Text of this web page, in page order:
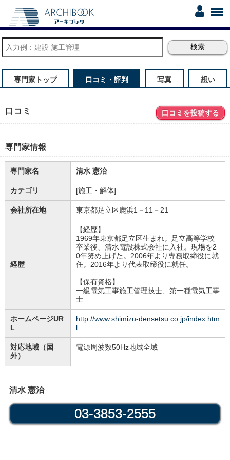
専門家トップ 口コミ・評判 写真 想い
口コミ 口コミを投稿する
専門家情報
専門家名 清水 憲治
カテゴリ [施工・解体]
会社所在地 東京都足立区鹿浜1－11－21
経歴
【経歴】
1969年東京都足立区生まれ。足立高等学校
卒業後、清水電設株式会社に入社。現場を2
0年努め上げた。2006年より専務取締役に就
任。2016年より代表取締役に就任。
【保有資格】
一級電気工事施工管理技士、第一種電気工事
士
ホームページUR
L
http://www.shimizu-densetsu.co.jp/index.htm
l
対応地域（国
外）
電源周波数50Hz地域全域
清水 憲治
03-3853-2555